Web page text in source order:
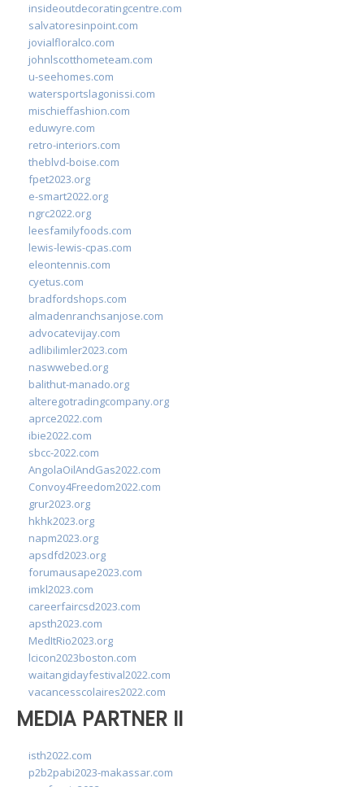
insideoutdecoratingcentre.com
salvatoresinpoint.com
jovialfloralco.com
johnlscotthometeam.com
u-seehomes.com
watersportslagonissi.com
mischieffashion.com
eduwyre.com
retro-interiors.com
theblvd-boise.com
fpet2023.org
e-smart2022.org
ngrc2022.org
leesfamilyfoods.com
lewis-lewis-cpas.com
eleontennis.com
cyetus.com
bradfordshops.com
almadenranchsanjose.com
advocatevijay.com
adlibilimler2023.com
naswwebed.org
balithut-manado.org
alteregotradingcompany.org
aprce2022.com
ibie2022.com
sbcc-2022.com
AngolaOilAndGas2022.com
Convoy4Freedom2022.com
grur2023.org
hkhk2023.org
napm2023.org
apsdfd2023.org
forumausape2023.com
imkl2023.com
careerfaircsd2023.com
apsth2023.com
MedItRio2023.org
lcicon2023boston.com
waitangidayfestival2022.com
vacancesscolaires2022.com
MEDIA PARTNER II
isth2022.com
p2b2pabi2023-makassar.com